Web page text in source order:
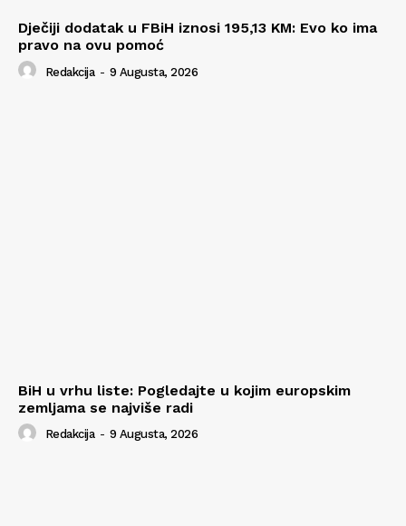
Dječiji dodatak u FBiH iznosi 195,13 KM: Evo ko ima
pravo na ovu pomoć
Redakcija - 9 Augusta, 2026
BiH u vrhu liste: Pogledajte u kojim europskim
zemljama se najviše radi
Redakcija - 9 Augusta, 2026